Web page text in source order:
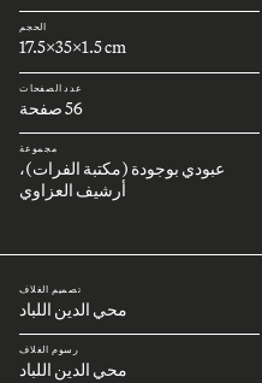
الحجم
17.5x35x1.5 cm
عدد الصفحات
56 صفحة
مجموعة
عبودي بوجودة (مكتبة الفرات)،
أرشيف العزاوي
تصميم الغلاف
محي الدين اللباد
رسوم الغلاف
محي الدين اللباد